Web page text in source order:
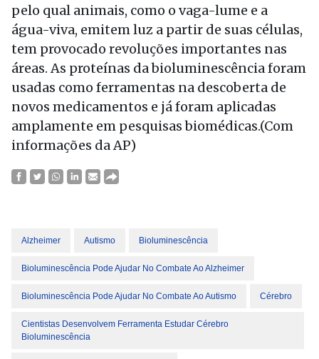
pelo qual animais, como o vaga-lume e a
água-viva, emitem luz a partir de suas células,
tem provocado revoluções importantes nas
áreas. As proteínas da bioluminescência foram
usadas como ferramentas na descoberta de
novos medicamentos e já foram aplicadas
amplamente em pesquisas biomédicas.(Com
informações da AP)
Alzheimer Autismo Bioluminescência
Bioluminescência Pode Ajudar No Combate Ao Alzheimer
Bioluminescência Pode Ajudar No Combate Ao Autismo Cérebro
Cientistas Desenvolvem Ferramenta Estudar Cérebro
Bioluminescência